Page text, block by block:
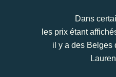
Dans
les prix étant
il y a des Belges